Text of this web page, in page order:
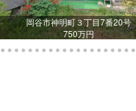
岡谷市神明町３丁目7番20号
750万円